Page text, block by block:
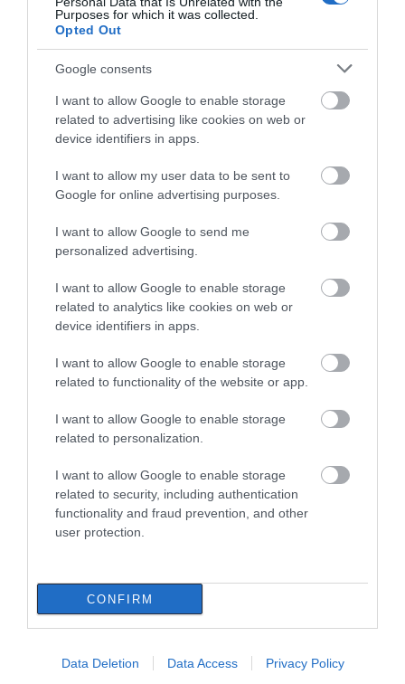
Purposes for which it was collected.
Opted Out
Google consents
I want to allow Google to enable storage
related to advertising like cookies on web or
device identifiers in apps.
I want to allow my user data to be sent to
Google for online advertising purposes.
I want to allow Google to send me
personalized advertising.
I want to allow Google to enable storage
related to analytics like cookies on web or
device identifiers in apps.
I want to allow Google to enable storage
related to functionality of the website or app.
I want to allow Google to enable storage
related to personalization.
I want to allow Google to enable storage
related to security, including authentication
functionality and fraud prevention, and other
user protection.
CONFIRM
Data Deletion Data Access Privacy Policy
πεντάστερο στην Εύβοια
26.04.2025 | 11:40
Ξεκινάει τεράστια επένδυση στην Εύβοια:
Φτάνει τα €400 εκατ. ευρώ – Πού θα γίνει
26.03.2025 | 13:15
ευρώ στην Εύβοια
26.03.2025 | 09:15